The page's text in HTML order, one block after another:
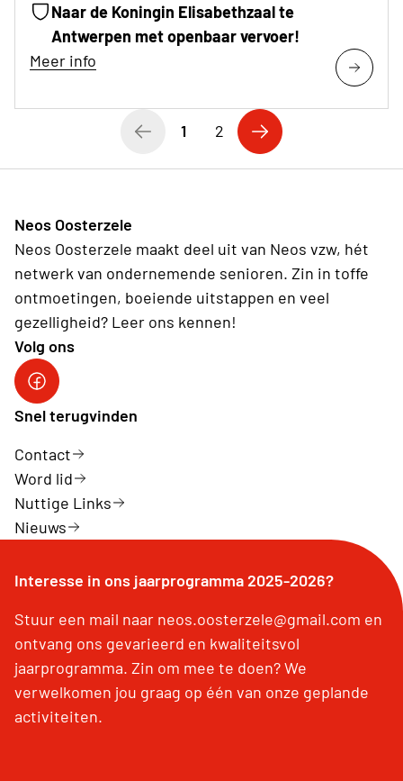
Naar de Koningin Elisabethzaal te
Antwerpen met openbaar vervoer!
Meer info
1 2
Neos Oosterzele
Neos Oosterzele maakt deel uit van Neos vzw, hét
netwerk van ondernemende senioren. Zin in toffe
ontmoetingen, boeiende uitstappen en veel
gezelligheid? Leer ons kennen!
Volg ons
Neos DiNA
Snel terugvinden
Contact
Word lid
Nuttige Links
Nieuws
Interesse in ons jaarprogramma 2025-2026?
Stuur een mail naar neos.oosterzele@gmail.com en
ontvang ons gevarieerd en kwaliteitsvol
jaarprogramma. Zin om mee te doen? We
verwelkomen jou graag op één van onze geplande
activiteiten.